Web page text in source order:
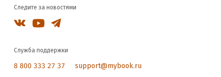
Следите за новостями
Служба поддержки
8 800 333 27 37 support@mybook.ru